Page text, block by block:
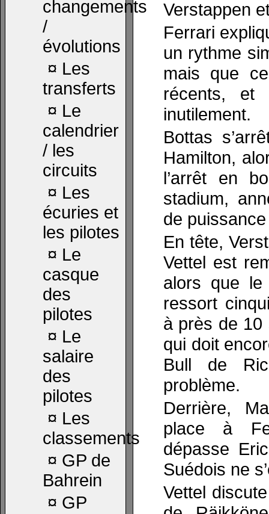
changements
/
évolutions
¤ Les
transferts
¤ Le
calendrier
/ les
circuits
¤ Les
écuries et
les pilotes
¤ Le
casque
des
pilotes
¤ Le
salaire
des
pilotes
¤ Les
classements
¤ GP de
Bahrein
¤ GP
Verstappen
Ferrari
un rythme
mais que
récents, et
inutilement.
Bottas
Hamilton,
l’arrêt en
stadium,
de
En tête,
Vettel est
alors que le
ressort
à près de 10
qui doit
Bull de
problème.
Derrière,
place à
dépasse
Suédois ne
Vettel